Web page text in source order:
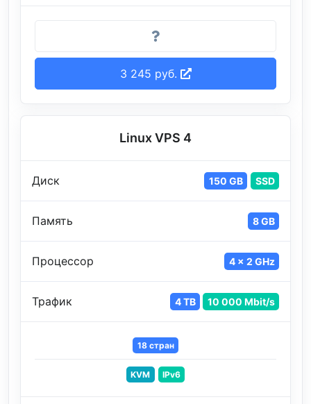
3 245 руб.
Linux VPS 4
Диск 150 GB SSD
Память 8 GB
Процессор 4 x 2 GHz
Трафик 4 TB 10 000 Mbit/s
18 стран
KVM IPv6